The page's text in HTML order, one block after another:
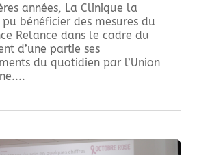
années, La Clinique la
bénéficier des mesures du
Relance dans le cadre du
d’une partie ses
du quotidien par l’Union